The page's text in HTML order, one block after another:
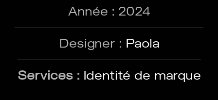
Année : 2024
Designer : Paola
Services : Identité de marque